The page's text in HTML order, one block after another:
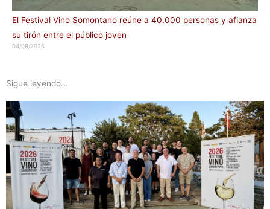
El Festival Vino Somontano reúne a 40.000 personas y afianza
su tirón entre el público joven
04/08/2026
Sigue leyendo...